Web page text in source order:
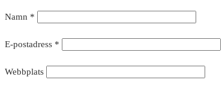
Namn *
E-postadress *
Webbplats